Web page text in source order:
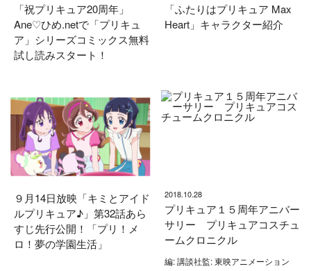
「祝プリキュア20周年」
Ane♡ひめ.netで「プリキュ
ア」シリーズコミックス無料
試し読みスタート！
「ふたりはプリキュア Max
Heart」キャラクター紹介
９月14日放映「キミとアイド
ルプリキュア♪」第32話あら
すじ先行公開！「プリ！メ
ロ！夢の学園生活」
2018.10.28
プリキュア１５周年アニバー
サリー プリキュアコスチュ
ームクロニクル
編: 講談社監: 東映アニメーション